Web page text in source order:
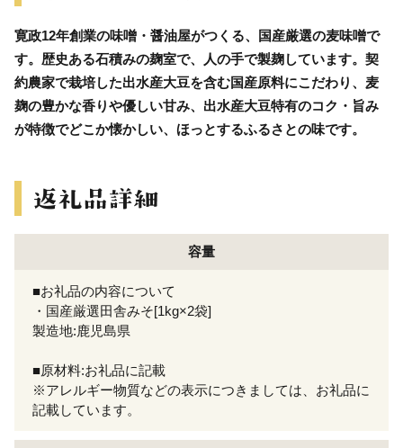
寛政12年創業の味噌・醤油屋がつくる、国産厳選の麦味噌で
す。歴史ある石積みの麹室で、人の手で製麹しています。契
約農家で栽培した出水産大豆を含む国産原料にこだわり、麦
麹の豊かな香りや優しい甘み、出水産大豆特有のコク・旨み
が特徴でどこか懐かしい、ほっとするふるさとの味です。
容量
■お礼品の内容について
・国産厳選田舎みそ[1kg×2袋]
製造地:鹿児島県
■原材料:お礼品に記載
※アレルギー物質などの表示につきましては、お礼品に
記載しています。